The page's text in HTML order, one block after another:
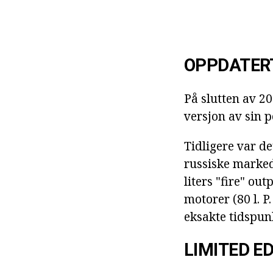
På slutten av
versjon av sin
Tidligere var
russiske
liters "fire"
motorer (80 l.
eksakte
LIMITED